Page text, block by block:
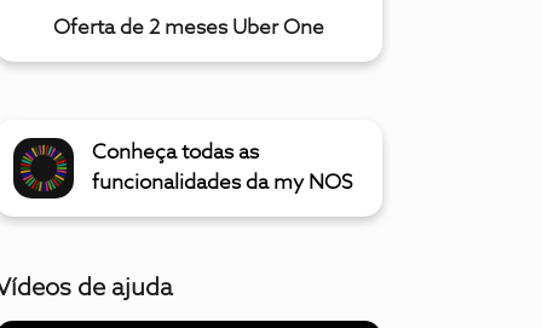
Oferta de 2 meses Uber One
Conheça todas as
funcionalidades da my NOS
de ajuda